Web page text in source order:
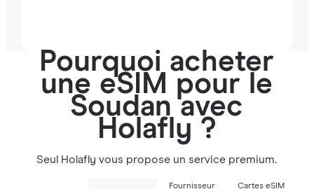
Pourquoi acheter
une eSIM pour le
Soudan avec
Holafly ?
Seul Holafly vous propose un service premium.
Fournisseur Cartes eSIM